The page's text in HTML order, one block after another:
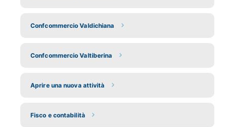
Confcommercio Valdichiana
Confcommercio Valtiberina
Aprire una nuova attività
Fisco e contabilità